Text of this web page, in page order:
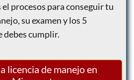
el procesos para conseguir tu
su examen y los 5
debes cumplir.
licencia de manejo en